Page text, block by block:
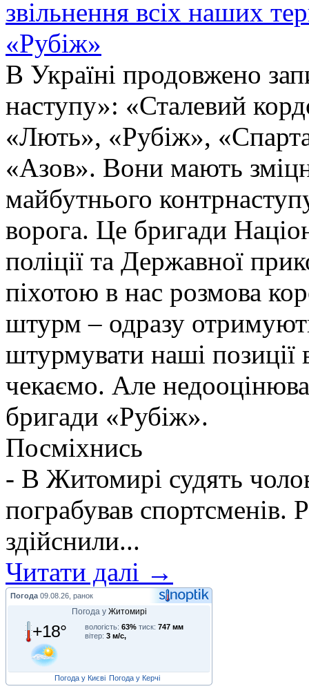
звільнення всіх наших
«Рубіж»
В Україні продовжено
наступу»: «Сталевий
«Лють», «Рубіж»,
«Азов». Вони мають
майбутнього
ворога. Це бригади
поліції та Державної
піхотою в нас розмова
штурм – одразу
штурмувати наші позиції
чекаємо. Але
бригади «Рубіж».
Посміхнись
- В Житомирі судять
пограбував спортсменів.
здійснили...
Читати далі →
Погода 09.08.26, ранок
Погода у Житомирі
+18° вологість: 63% тиск: 747 мм
вітер: 3 м/с,
Погода у Києві Погода у Керчі